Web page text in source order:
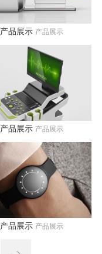
产品展示 产品展示
产品展示 产品展示
产品展示 产品展示